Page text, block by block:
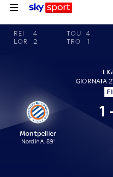
REI
4
LOR
2
TOU
4
TRO
1
GIORNATA
Montpellier
Nordin A. 89'
1